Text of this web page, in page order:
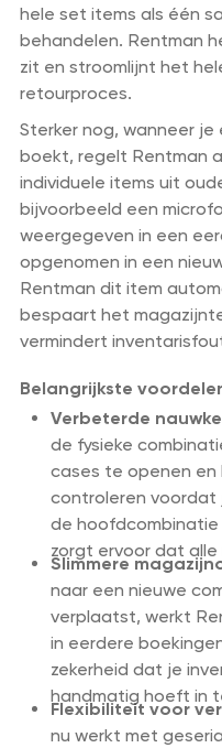
hele set items als één
behandelen. Rentman
zit en stroomlijnt het
retourproces.
Sterker nog, wanneer
boekt, regelt Rentman
individuele items uit
bijvoorbeeld een
weergegeven in een
opgenomen in een
Rentman dit item
bespaart het
vermindert
Belangrijkste
Verbeterde
de fysieke
cases te openen
controleren voordat
de
zorgt ervoor dat
Slimmere
naar een nieuwe
verplaatst, werkt
in eerdere
zekerheid dat je
handmatig hoeft in
Flexibiliteit voor
nu werkt met